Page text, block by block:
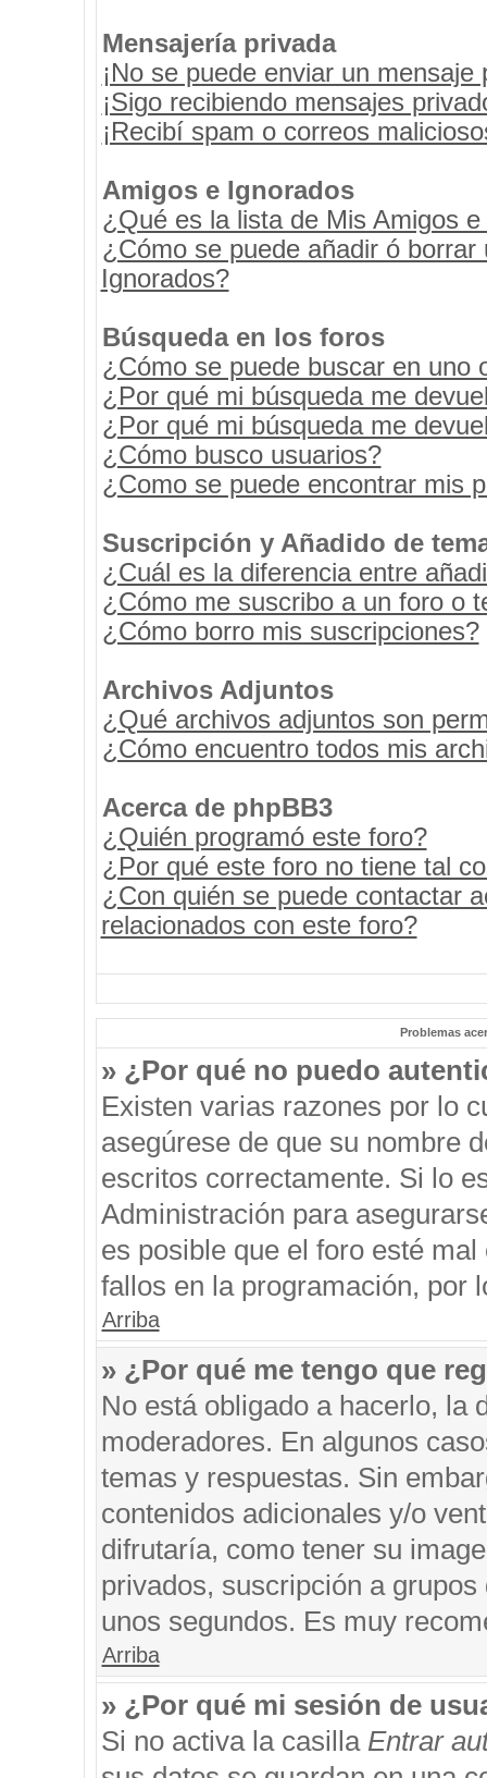
Mensajería privada
¡No se puede enviar un mensaje
¡Sigo recibiendo mensajes
¡Recibí spam o correos
Amigos e Ignorados
¿Qué es la lista de Mis Amigos
¿Cómo se puede añadir ó
Ignorados?
Búsqueda en los foros
¿Cómo se puede buscar en uno
¿Por qué mi búsqueda me
¿Por qué mi búsqueda me
¿Cómo busco usuarios?
¿Como se puede encontrar mis
Suscripción y Añadido de
¿Cuál es la diferencia entre
¿Cómo me suscribo a un foro o
¿Cómo borro mis suscripciones?
Archivos Adjuntos
¿Qué archivos adjuntos son
¿Cómo encuentro todos mis
Acerca de phpBB3
¿Quién programó este foro?
¿Por qué este foro no tiene tal
¿Con quién se puede contactar
relacionados con este foro?
Problemas
» ¿Por qué no puedo
Existen varias razones por lo
asegúrese de que su nombre
escritos correctamente. Si lo
Administración para
es posible que el foro esté
fallos en la programación, por
Arriba
» ¿Por qué me tengo que
No está obligado a hacerlo, la
moderadores. En algunos
temas y respuestas. Sin
contenidos adicionales y/o
difrutaría, como tener su
privados, suscripción a
unos segundos. Es muy
Arriba
» ¿Por qué mi sesión de
Si no activa la casilla Entrar